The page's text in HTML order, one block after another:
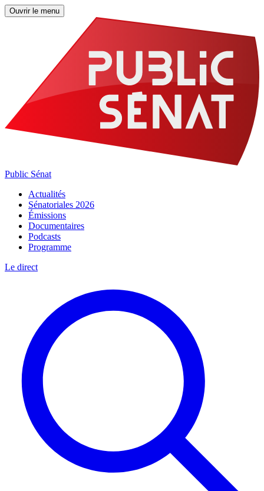
Ouvrir le menu
Public Sénat
Actualités
Sénatoriales 2026
Émissions
Documentaires
Podcasts
Programme
Le direct